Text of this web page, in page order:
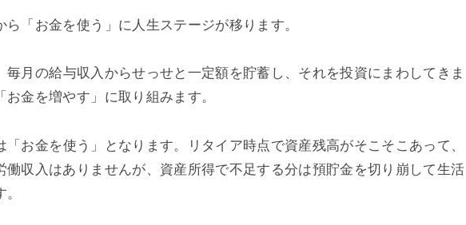
ら「お金を使う」に人生ステージが移ります。
毎月の給与収入からせっせと 一定額を貯蓄し、それを投資にまわしてきま
お金を増やす」に取り組みます。
「お金を使う」となります。
リタイア時点で資産残高がそこそこあって、
働収入はありませんが、資産所得で不足する分は預貯金を切り崩して生活